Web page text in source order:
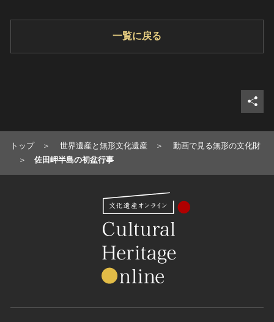
一覧に戻る
トップ 世界遺産と無形文化遺産
動画で見る無形の文化財
佐田岬半島の初盆行事